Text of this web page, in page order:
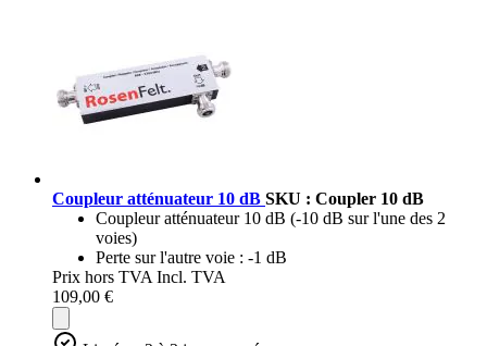
Coupleur atténuateur 10 dB SKU : Coupler 10 dB
Coupleur atténuateur 10 dB (-10 dB sur l'une des 2
voies)
Perte sur l'autre voie : -1 dB
Prix hors TVA Incl. TVA
109,00 €